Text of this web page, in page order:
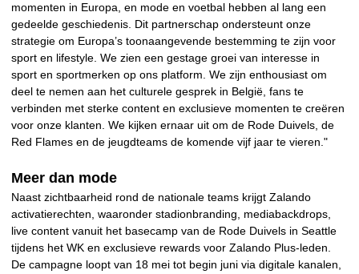
momenten in Europa, en mode en voetbal hebben al lang een
gedeelde geschiedenis. Dit partnerschap ondersteunt onze
strategie om Europa’s toonaangevende bestemming te zijn voor
sport en lifestyle. We zien een gestage groei van interesse in
sport en sportmerken op ons platform. We zijn enthousiast om
deel te nemen aan het culturele gesprek in België, fans te
verbinden met sterke content en exclusieve momenten te creëren
voor onze klanten. We kijken ernaar uit om de Rode Duivels, de
Red Flames en de jeugdteams de komende vijf jaar te vieren."
Meer dan mode
Naast zichtbaarheid rond de nationale teams krijgt Zalando
activatierechten, waaronder stadionbranding, mediabackdrops,
live content vanuit het basecamp van de Rode Duivels in Seattle
tijdens het WK en exclusieve rewards voor Zalando Plus-leden.
De campagne loopt van 18 mei tot begin juni via digitale kanalen,